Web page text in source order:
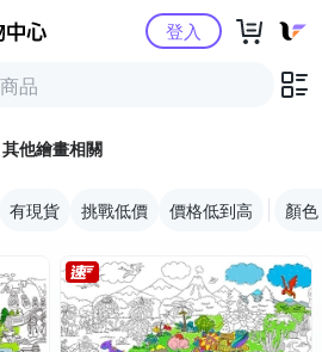
Yahoo購物中心登入
其他繪畫相關
有現貨 挑戰低價 價格低到高 顏色